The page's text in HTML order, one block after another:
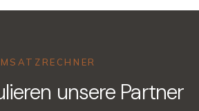
unsere Partner